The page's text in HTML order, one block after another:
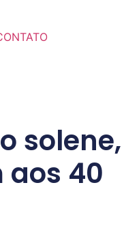
solene,
aos 40